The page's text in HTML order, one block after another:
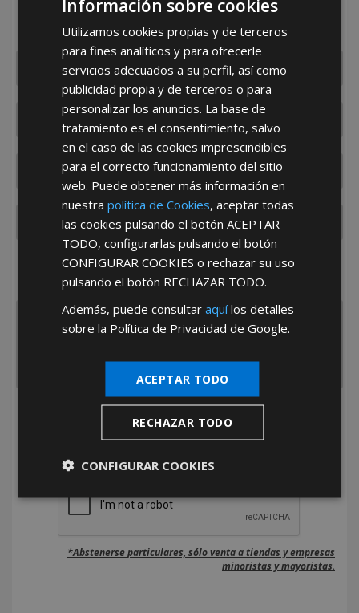
Rellene este formulario y nos pondremos en contacto
con usted en el menor tiempo posible
¿De dónde es la empresa?
España
Portugal Otros
He leído y acepto la Política de Privacidad
*Abstenerse particulares, sólo venta a tiendas y empresas
minoristas y mayoristas.
Información sobre cookies
Utilizamos cookies propias y de terceros
para fines analíticos y para ofrecerle
servicios adecuados a su perfil, así como
publicidad propia y de terceros o para
personalizar los anuncios. La base de
tratamiento es el consentimiento, salvo
en el caso de las cookies imprescindibles
para el correcto funcionamiento del sitio
web. Puede obtener más información en
nuestrapolítica de Cookies, aceptar todas
las cookies pulsando el botónACEPTAR
TODO, configurarlas pulsando el botón
CONFIGURAR COOKIES o rechazar su uso
pulsando el botón RECHAZAR TODO.
Además, puede consultaraquílos detalles
sobre la Política de Privacidad de Google.
ACEPTAR TODO
RECHAZAR TODO
CONFIGURAR COOKIES